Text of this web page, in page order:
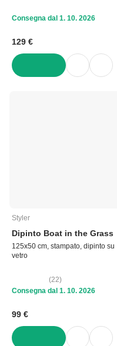
Consegna dal 1. 10. 2026
129 €
Styler
Dipinto Boat in the Grass
125x50 cm, stampato, dipinto su
vetro
(22)
Consegna dal 1. 10. 2026
99 €